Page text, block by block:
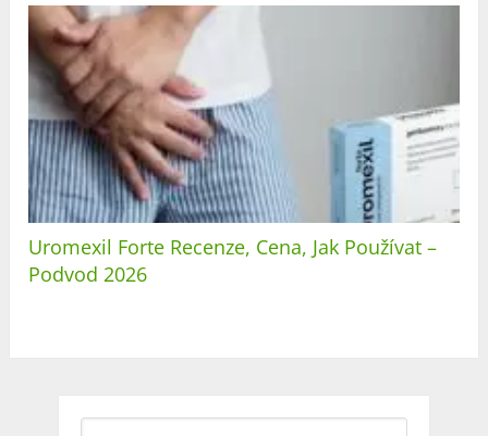
Uromexil Forte Recenze, Cena, Jak Používat –
Podvod 2026